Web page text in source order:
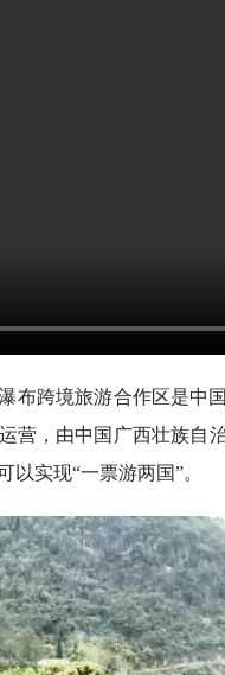
布跨境旅游合作区是中
营，由中国广西壮族
以实现“一票游两国”。